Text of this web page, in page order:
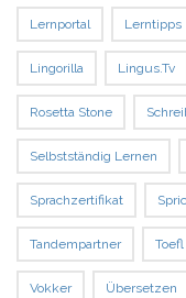
Lernportal Lerntipps
Lingorilla Lingus.tv
Rosetta Stone
Selbstständig Lernen
Sprachzertifikat
Tandempartner Toefl
Vokker Übersetzen